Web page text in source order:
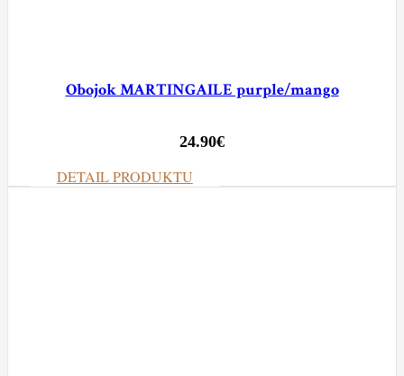
Obojok MARTINGAILE purple/mango
24.90€
DETAIL PRODUKTU